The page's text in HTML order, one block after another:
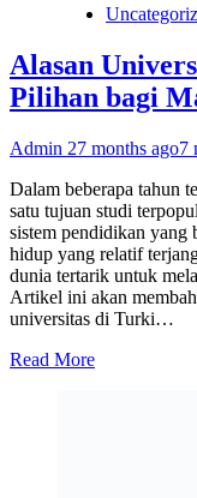
Alasan
Pilihan bagi
Admin 27 months ago7
Dalam beberapa tahun
satu tujuan studi
sistem pendidikan yang
hidup yang relatif
dunia tertarik untuk
Artikel ini akan
universitas di Turki…
Read More